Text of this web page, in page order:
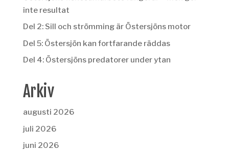
inte resultat
Del 2: Sill och strömming är Östersjöns motor
Del 5: Östersjön kan fortfarande räddas
Del 4: Östersjöns predatorer under ytan
Arkiv
augusti 2026
juli 2026
juni 2026